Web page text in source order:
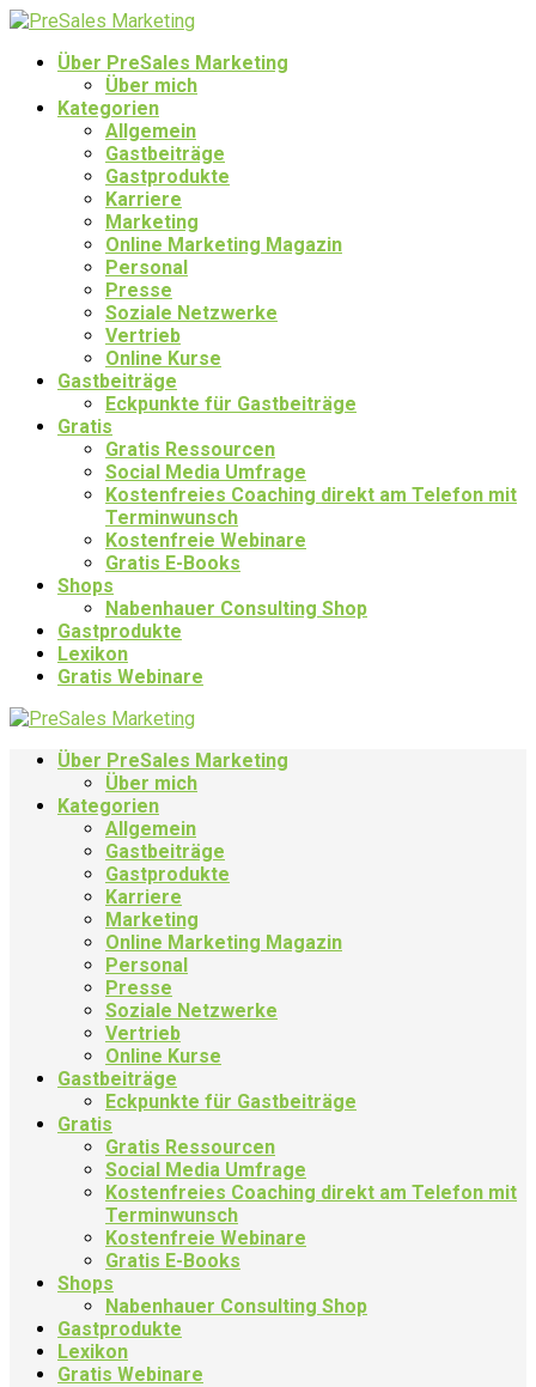
Über PreSales Marketing
Über mich
Kategorien
Allgemein
Gastbeiträge
Gastprodukte
Karriere
Marketing
Online Marketing Magazin
Personal
Presse
Soziale Netzwerke
Vertrieb
Online Kurse
Gastbeiträge
Eckpunkte für Gastbeiträge
Gratis
Gratis Ressourcen
Social Media Umfrage
Kostenfreies Coaching direkt am Telefon mit
Terminwunsch
Kostenfreie Webinare
Gratis E-Books
Shops
Nabenhauer Consulting Shop
Gastprodukte
Lexikon
Gratis Webinare
Über PreSales Marketing
Über mich
Kategorien
Allgemein
Gastbeiträge
Gastprodukte
Karriere
Marketing
Online Marketing Magazin
Personal
Presse
Soziale Netzwerke
Vertrieb
Online Kurse
Gastbeiträge
Eckpunkte für Gastbeiträge
Gratis
Gratis Ressourcen
Social Media Umfrage
Kostenfreies Coaching direkt am Telefon mit
Terminwunsch
Kostenfreie Webinare
Gratis E-Books
Shops
Nabenhauer Consulting Shop
Gastprodukte
Lexikon
Gratis Webinare